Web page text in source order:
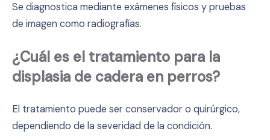
Se diagnostica mediante exámenes físicos y pruebas
de imagen como radiografías.
¿Cuál es el tratamiento para la
displasia de cadera en perros?
El tratamiento puede ser conservador o quirúrgico,
dependiendo de la severidad de la condición.